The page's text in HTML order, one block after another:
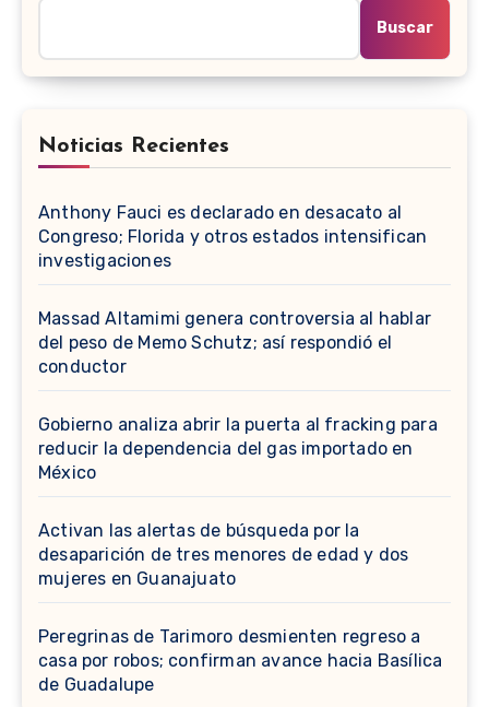
Buscar
Noticias Recientes
Anthony Fauci es declarado en desacato al
Congreso; Florida y otros estados intensifican
investigaciones
Massad Altamimi genera controversia al hablar
del peso de Memo Schutz; así respondió el
conductor
Gobierno analiza abrir la puerta al fracking para
reducir la dependencia del gas importado en
México
Activan las alertas de búsqueda por la
desaparición de tres menores de edad y dos
mujeres en Guanajuato
Peregrinas de Tarimoro desmienten regreso a
casa por robos; confirman avance hacia Basílica
de Guadalupe